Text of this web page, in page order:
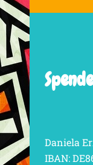
Daniela
IBAN: